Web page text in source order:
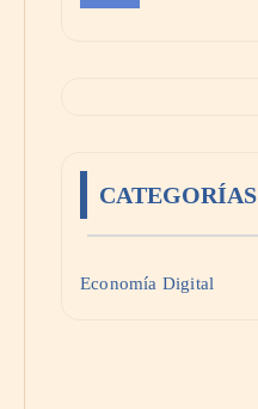
CATEGORÍAS
Economía Digital